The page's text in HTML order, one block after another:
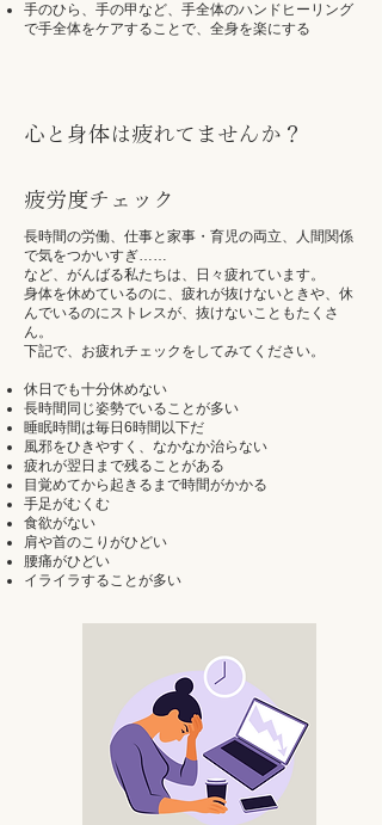
​手のひら、手の甲など、手全体のハンドヒーリング
で手全体をケアすることで、全身を楽にする
心と身体は疲れてませんか？
疲労度チェック
​長時間の労働、仕事と家事・育児の両立、人間関係
で気をつかいすぎ……
など、がんばる私たちは、日々疲れています。
身体を休めているのに、疲れが抜けないときや、休
んでいるのにストレスが、抜けないこともたくさ
ん。
下記で、お疲れチェックをしてみてください。​
休⽇でも⼗分休めない
⻑時間同じ姿勢でいることが多い
睡眠時間は毎⽇6時間以下だ
⾵邪をひきやすく、なかなか治らない
疲れが翌⽇まで残ることがある
⽬覚めてから起きるまで時間がかかる
⼿⾜がむくむ
⾷欲がない
肩や⾸のこりがひどい
腰痛がひどい
イライラすることが多い